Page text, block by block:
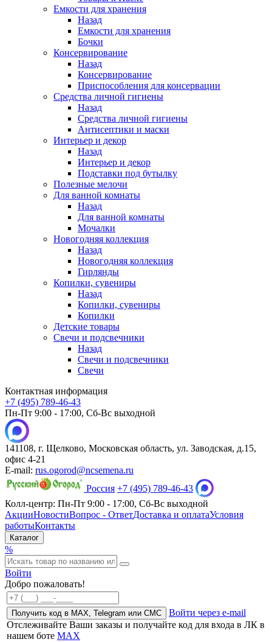
Емкости для хранения
Назад
Емкости для хранения
Бочки
Консервирование
Назад
Консервирование
Приспособления для консервации
Средства личной гигиены
Назад
Средства личной гигиены
Антисептики и маски
Интерьер и декор
Назад
Интерьер и декор
Подставки под бутылку
Полезные мелочи
Для ванной комнаты
Назад
Для ванной комнаты
Мочалки
Новогодняя коллекция
Назад
Новогодняя коллекция
Гирлянды
Копилки, сувениры
Назад
Копилки, сувениры
Копилки
Детские товары
Свечи и подсвечники
Назад
Свечи и подсвечники
Свечи
Контактная информация
+7 (495) 789-46-43
Пн-Пт 9:00 - 17:00, Сб-Вс выходной
141108, г. Щелково, Московская область, ул. Заводская, д.15,
офис 4-21
E-mail: rus.ogorod@ncsemena.ru
Россия +7 (495) 789-46-43
Колл-центр: Пн-Пт 9:00 - 17:00, Сб-Вс выходной
АкцииНовостиВопрос - ОтветДоставка и оплатаУсловия
работыКонтакты
Каталог
%
Войти
Добро пожаловать!
Получить код в MAX, Telegram или СМС
Войти через e-mail
Отслеживайте Ваши заказы и получайте код для входа в ЛК в
нашем боте MAX